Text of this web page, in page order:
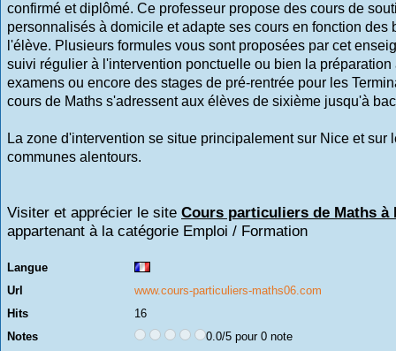
confirmé et diplômé. Ce professeur propose des cours de
personnalisés à domicile et adapte ses cours en fonction des
l'élève. Plusieurs formules vous sont proposées par cet
suivi régulier à l'intervention ponctuelle ou bien la préparation
examens ou encore des stages de pré-rentrée pour les
cours de Maths s'adressent aux élèves de sixième jusqu'à
La zone d'intervention se situe principalement sur Nice et sur
communes alentours.
Visiter et apprécier le site Cours particuliers de Maths à
appartenant à la catégorie Emploi / Formation
Langue
Url
www.cours-particuliers-maths06.com
Hits
16
Notes
0.0/5 pour 0 note